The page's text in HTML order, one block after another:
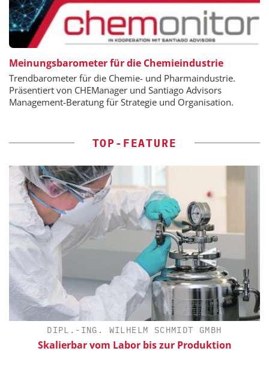
Meinungsbarometer für die Chemieindustrie
Trendbarometer für die Chemie- und Pharmaindustrie.
Präsentiert von CHEManager und Santiago Advisors
Management-Beratung für Strategie und Organisation.
TOP-FEATURE
DIPL.-ING. WILHELM SCHMIDT GMBH
Skalierbar vom Labor bis zur Produktion